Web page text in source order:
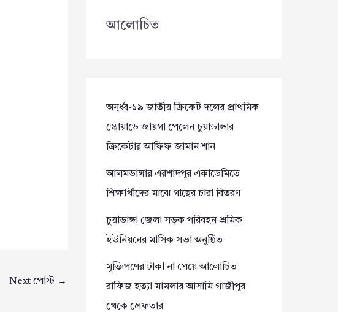
Next পোস্ট →
আলোচিত
অনূর্ধ্ব-১৯ জাতীয় ক্রিকেট দলের প্রাথমিক
স্কোয়াডে জায়গা পেলেন চুয়াডাঙ্গার
ক্রিকেটার আফিফ জামান শান
আলমডাঙ্গার এরশাদপুর একাডেমিতে
শিক্ষার্থীদের মাঝে গাছের চারা বিতরণ
চুয়াডাঙ্গা জেলা সড়ক পরিবহন শ্রমিক
ইউনিয়নের মাসিক সভা অনুষ্ঠিত
মুক্তিপণের টাকা না পেয়ে আলোচিত
রাফিজ হত্যা মামলার আসামি গাজীপুর
থেকে গ্রেফতার